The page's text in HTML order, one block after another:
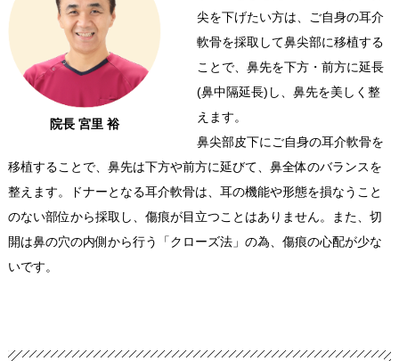
院長 宮里 裕
尖を下げたい方は、ご自身の耳介
軟骨を採取して鼻尖部に移植する
ことで、鼻先を下方・前方に延長
(鼻中隔延長)し、鼻先を美しく整
えます。
鼻尖部皮下にご自身の耳介軟骨を
移植することで、鼻先は下方や前方に延びて、鼻全体のバランスを
整えます。ドナーとなる耳介軟骨は、耳の機能や形態を損なうこと
のない部位から採取し、傷痕が目立つことはありません。また、切
開は鼻の穴の内側から行う「クローズ法」の為、傷痕の心配が少な
いです。